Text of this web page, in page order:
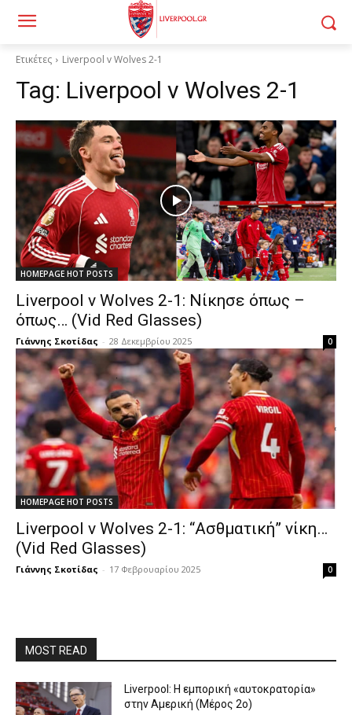
Ετικέτες Liverpool v Wolves 2-1
Tag: Liverpool v Wolves 2-1
HOMEPAGE HOT POSTS
Liverpool v Wolves 2-1: Νίκησε όπως –
όπως… (Vid Red Glasses)
Γιάννης Σκοτίδας - 28 Δεκεμβρίου 2025 0
HOMEPAGE HOT POSTS
Liverpool v Wolves 2-1: “Ασθματική” νίκη…
(Vid Red Glasses)
Γιάννης Σκοτίδας - 17 Φεβρουαρίου 2025 0
MOST READ
Liverpool: Η εμπορική «αυτοκρατορία»
στην Αμερική (Μέρος 2ο)